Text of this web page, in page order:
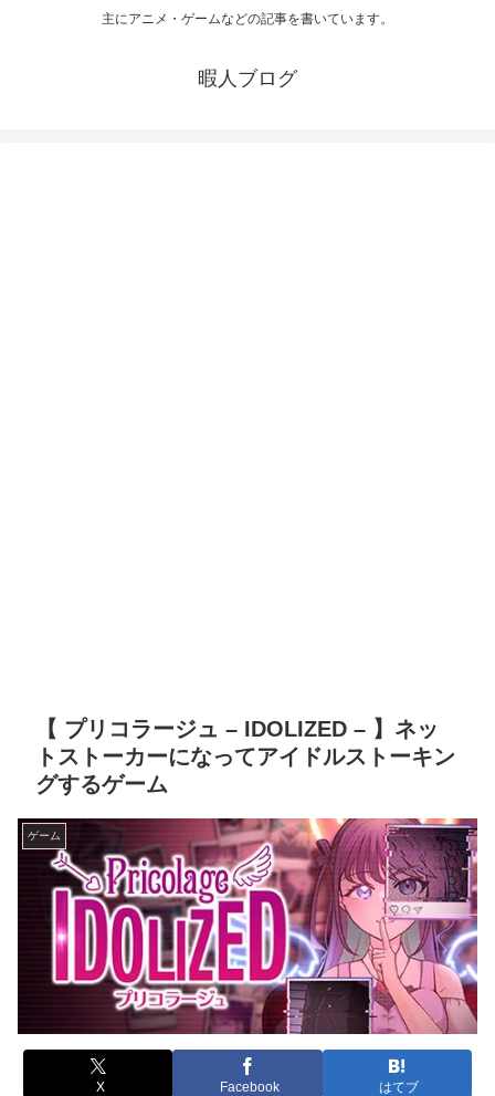
主にアニメ・ゲームなどの記事を書いています。
暇人ブログ
【 プリコラージュ – IDOLIZED – 】ネッ
トストーカーになってアイドルストーキン
グするゲーム
ゲーム
X Facebook はてブ